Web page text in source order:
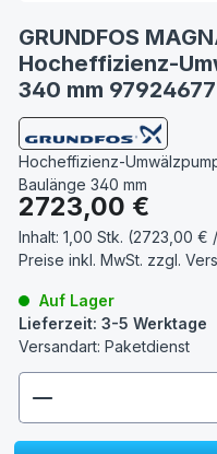
GRUNDFOS
Hocheffizienz-
340 mm 97924677
Hocheffizienz-
Baulänge 340 mm
Regulärer Preis:
2723,00 €
Inhalt: 1,00 Stk. (2723,00 €
Preise inkl. MwSt. zzgl.
Auf Lager
Lieferzeit: 3-5 Werktage
Versandart: Paketdienst